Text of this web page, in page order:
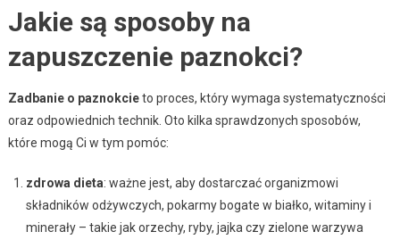
Jakie są sposoby na
zapuszczenie paznokci?
Zadbanie o paznokcieto proces, który wymaga systematyczności
oraz odpowiednich technik. Oto kilka sprawdzonych sposobów,
które mogą Ci w tym pomóc:
zdrowa dieta: ważne jest, aby dostarczać organizmowi
składników odżywczych, pokarmy bogate w białko, witaminy i
minerały – takie jak orzechy, ryby, jajka czy zielone warzywa